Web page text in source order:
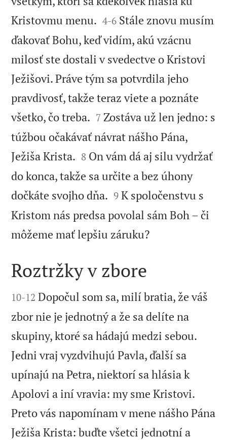
Kristovmu menu. 

4-6 Stále znovu musím
ďakovať Bohu, keď vidím, akú vzácnu
milosť ste dostali v svedectve o Kristovi
Ježišovi. Práve tým sa potvrdila jeho
pravdivosť, takže teraz viete a poznáte
všetko, čo treba. 

7 Zostáva už len jedno: s
túžbou očakávať návrat nášho Pána,
Ježiša Krista. 

8 On vám dá aj silu vydržať
do konca, takže sa určite a bez úhony
dočkáte svojho dňa. 

9 K spoločenstvu s
Kristom nás predsa povolal sám Boh – či
môžeme mať lepšiu záruku?

Roztržky v zbore

10-12 Dopočul som sa, milí bratia, že váš
zbor nie je jednotný a že sa delíte na
skupiny, ktoré sa hádajú medzi sebou.
Jedni vraj vyzdvihujú Pavla, ďalší sa
upínajú na Petra, niektorí sa hlásia k
Apolovi a iní vravia: my sme Kristovi.
Preto vás napomínam v mene nášho Pána
Ježiša Krista: buďte všetci jednotní a